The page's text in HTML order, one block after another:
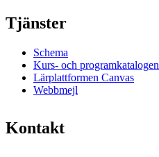
Tjänster
Schema
Kurs- och programkatalogen
Lärplattformen Canvas
Webbmejl
Kontakt